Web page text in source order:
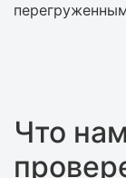
Что